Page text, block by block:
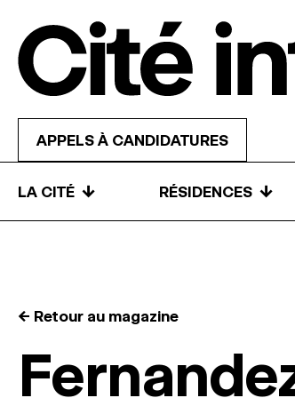
APPELS À CANDIDATURES
LA CITÉ ↓ RÉSIDENCES ↓
← Retour au magazine